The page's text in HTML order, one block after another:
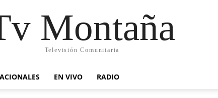
Montaña
Televisión Comunitaria
EN VIVO RADIO